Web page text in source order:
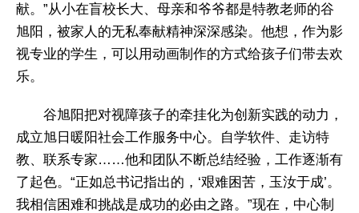
献。”从小在盲校长大、母亲和爷爷都是特教老师的谷
旭阳，被家人的无私奉献精神深深感染。他想，作为影
视专业的学生，可以用动画制作的方式给孩子们带去欢
乐。
谷旭阳把对视障孩子的牵挂化为创新实践的动力，
成立旭日暖阳社会工作服务中心。自学软件、走访特
教、联系专家……他和团队不断总结经验，工作逐渐有
了起色。“正如总书记指出的，‘艰难困苦，玉汝于成’。
我相信困难和挑战是成功的必由之路。”现在，中心制